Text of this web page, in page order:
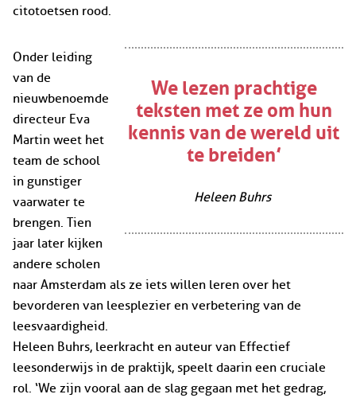
citotoetsen rood.
We lezen prachtige
teksten met ze om hun
kennis van de wereld uit
te breiden’
Heleen Buhrs
Onder leiding
van de
nieuwbenoemde
directeur Eva
Martin weet het
team de school
in gunstiger
vaarwater te
brengen. Tien
jaar later kijken
andere scholen
naar Amsterdam als ze iets willen leren over het
bevorderen van leesplezier en verbetering van de
leesvaardigheid.
Heleen Buhrs, leerkracht en auteur van Effectief
leesonderwijs in de praktijk, speelt daarin een cruciale
rol. ‘We zijn vooral aan de slag gegaan met het gedrag,